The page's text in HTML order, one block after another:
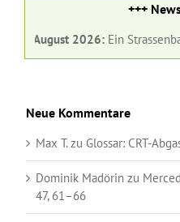
+++
1. August 2026:Ein
Neue Kommentare
Max T.zu Glossar: CRT-
Dominik Madörin zu
47, 61–66